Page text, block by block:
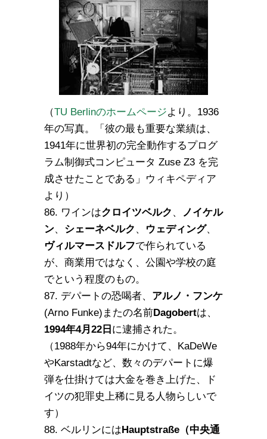
（TU Berlinのホームページより。1936
年の写真。「彼の最も重要な業績は、
1941年に世界初の完全動作するプログ
ラム制御式コンピュータ Zuse Z3 を完
成させたことである」ウィキペディア
より）
86. ワインはクロイツベルク 、
ノイケル
ン、 シェーネベルク 、 ウェディング、
ヴィルマースドルフで作られている
が、商業用ではなく、公園や学校の庭
でという程度のもの。
87. デパートの恐喝者、 アルノ・フンケ
(Arno Funke)またの名前Dagobertは、
1994年4月22日 に逮捕された。
（1988年から94年にかけて、KaDeWe
やKarstadtなど、数々のデパートに爆
弾を仕掛けては大金を巻き上げた、ド
イツの犯罪史上稀に見る人物らしいで
す）
88. ベルリンにはHauptstraße（中央通